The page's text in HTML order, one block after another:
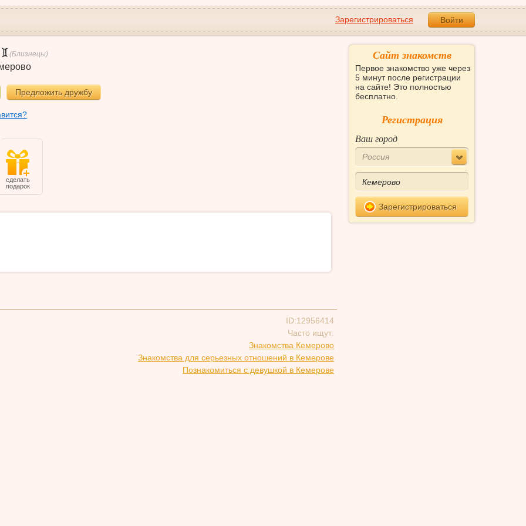
Зарегистрироваться Войти
(Близнецы)
Предложить дружбу
сделать
подарок
ID:12956414
Часто ищут:
Знакомства Кемерово
Знакомства для серьезных отношений в Кемерове
Познакомиться с девушкой в Кемерове
Сайт знакомств
Первое знакомство уже через
5 минут после регистрации
на сайте! Это полностью
бесплатно.
Регистрация
Ваш город
Россия
Зарегистрироваться